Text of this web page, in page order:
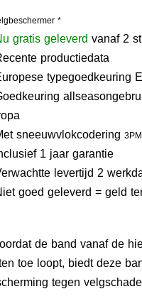
*
u gratis geleverd vanaf 2
productiedata
typegoedkeuring
et sneeuwvlokcodering
1 jaar garantie
levertijd 2
goed geleverd = geld
de band vanaf de
toe loopt, biedt deze
tegen